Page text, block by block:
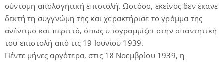
σύντομη απολογητική επιστολή. Ωστόσο, εκείνος δεν έκανε
δεκτή τη συγγνώμη της και χαρακτήρισε το γράμμα της
ανέντιμο και περιττό, όπως υπογραμμίζει στην απαντητική
του επιστολή από τις 19 Ιουνίου 1939.
Πέντε μήνες αργότερα, στις 18 Νοεμβρίου 1939, η